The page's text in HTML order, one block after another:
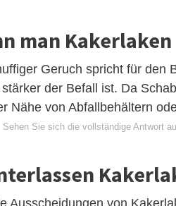
man Kakerlaken
Geruch spricht für den
der Befall ist. Da
Nähe von Abfallbehältern
Sehen Sie sich die vollständige Antwort
Ausscheidungen von